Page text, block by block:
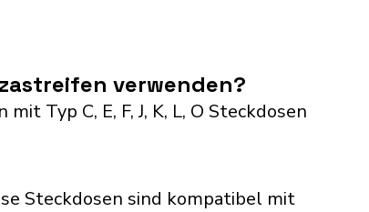
verwenden?
Typ C, E, F, J, K, L, O Steckdosen
Steckdosen sind kompatibel mit